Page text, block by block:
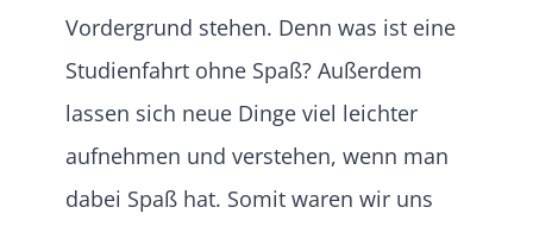
Vordergrund stehen. Denn was ist eine
Studienfahrt ohne Spaß? Außerdem
lassen sich neue Dinge viel leichter
aufnehmen und verstehen, wenn man
dabei Spaß hat. Somit waren wir uns